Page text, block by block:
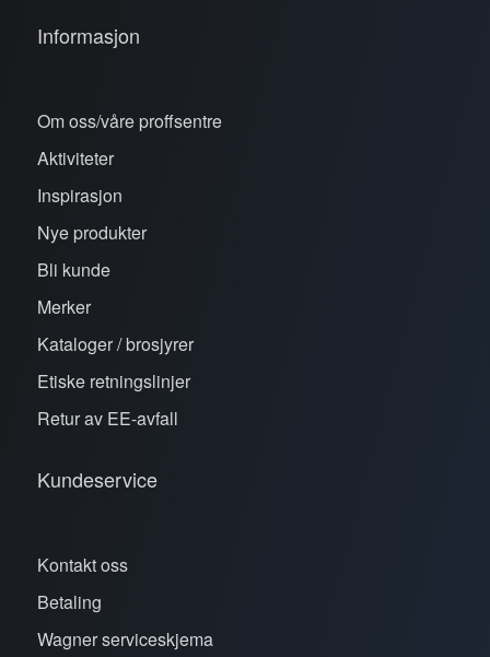
Informasjon
Om oss/våre proffsentre
Aktiviteter
Inspirasjon
Nye produkter
Bli kunde
Merker
Kataloger / brosjyrer
Etiske retningslinjer
Retur av EE-avfall
Kundeservice
Kontakt oss
Betaling
Wagner serviceskjema